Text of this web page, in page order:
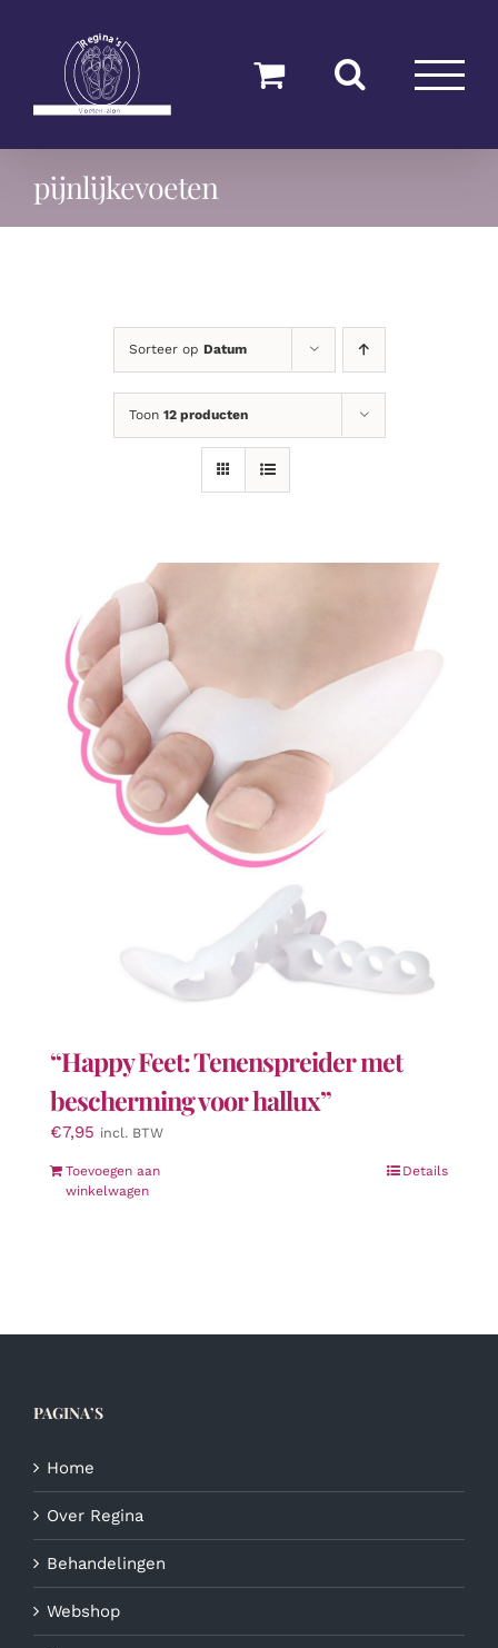
pijnlijkevoeten
Sorteer op Datum
Toon 12 producten
“Happy Feet: Tenenspreider met
bescherming voor hallux”
€7,95 incl. BTW
Toevoegen aan
winkelwagen
Details
PAGINA’S
Home
Over Regina
Behandelingen
Webshop